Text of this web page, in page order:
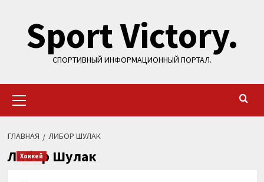
содержимому
Sport Victory.
СПОРТИВНЫЙ ИНФОРМАЦИОННЫЙ ПОРТАЛ.
меню
ГЛАВНАЯ ЛИБОР ШУЛАК
Либор Шулак
Хоккей